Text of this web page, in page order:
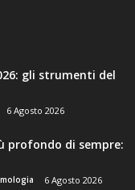
gli strumenti del
6 Agosto 2026
profondo di sempre:
6 Agosto 2026